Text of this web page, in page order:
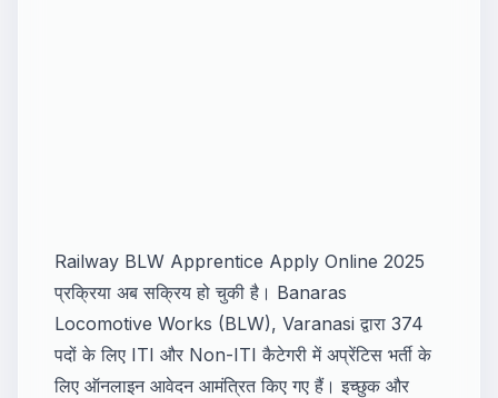
Railway BLW Apprentice Apply Online 2025
प्रक्रिया अब सक्रिय हो चुकी है। Banaras
Locomotive Works (BLW), Varanasi द्वारा 374
पदों के लिए ITI और Non-ITI कैटेगरी में अप्रेंटिस भर्ती के
लिए ऑनलाइन आवेदन आमंत्रित किए गए हैं। इच्छुक और